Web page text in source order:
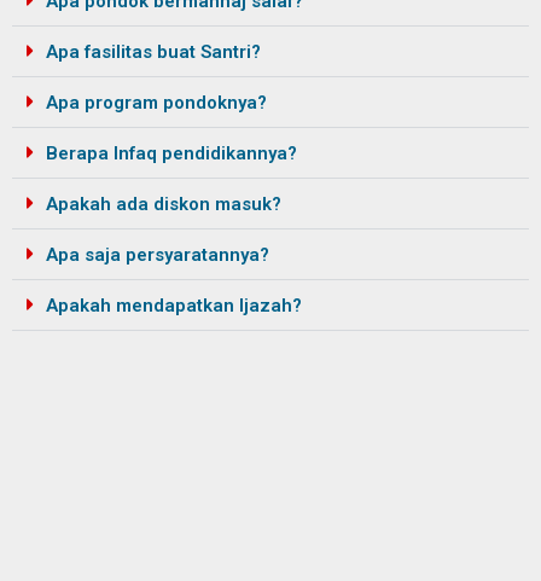
Apa fasilitas buat Santri?
Apa program pondoknya?
Berapa Infaq pendidikannya?
Apakah ada diskon masuk?
Apa saja persyaratannya?
Apakah mendapatkan Ijazah?